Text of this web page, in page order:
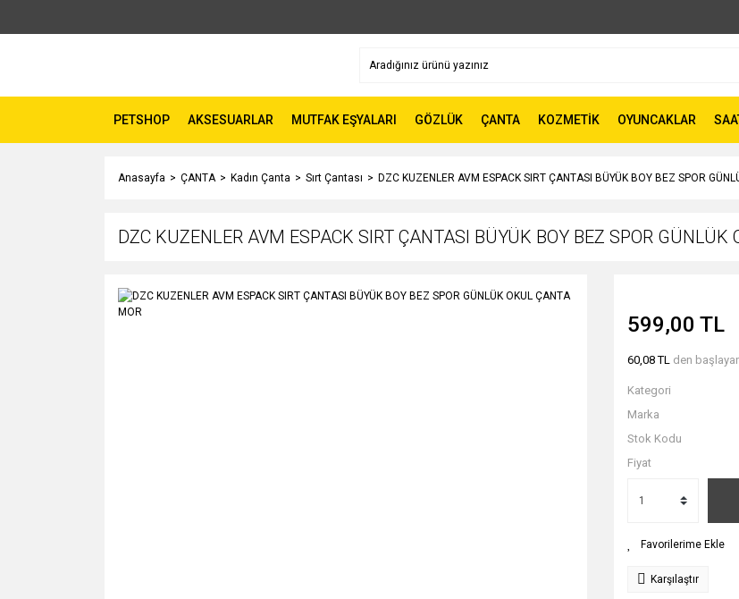
PETSHOP AKSESUARLAR MUTFAK EŞYALARI GÖZLÜK ÇANTA KOZMETİK OYUNCAKLAR
Anasayfa ÇANTA Kadın Çanta Sırt Çantası DZC KUZENLER AVM ESPACK SIRT ÇANTASI BÜYÜK BOY BEZ SPOR
DZC KUZENLER AVM ESPACK SIRT ÇANTASI BÜYÜK BOY BEZ SPOR GÜNLÜK
599,00 TL
60,08 TL den
Kategori
Marka
Stok Kodu
Fiyat
Karşılaştır